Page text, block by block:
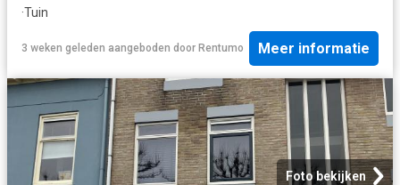
·Tuin
3 weken geleden aangeboden door Rentumo Meer informatie
Foto bekijken